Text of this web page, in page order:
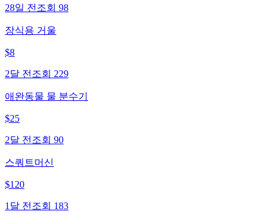
28일 전 조회 98
장식용 거울
$8
2달 전 조회 229
애완동물 물 분수기
$25
2달 전 조회 90
스쿼트머신
$120
1달 전 조회 183